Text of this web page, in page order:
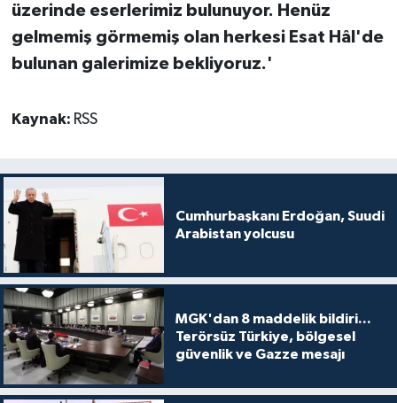
üzerinde eserlerimiz bulunuyor. Henüz
gelmemiş görmemiş olan herkesi Esat Hâl'de
bulunan galerimize bekliyoruz.'
Kaynak: RSS
Cumhurbaşkanı Erdoğan, Suudi
Arabistan yolcusu
MGK'dan 8 maddelik bildiri...
Terörsüz Türkiye, bölgesel
güvenlik ve Gazze mesajı